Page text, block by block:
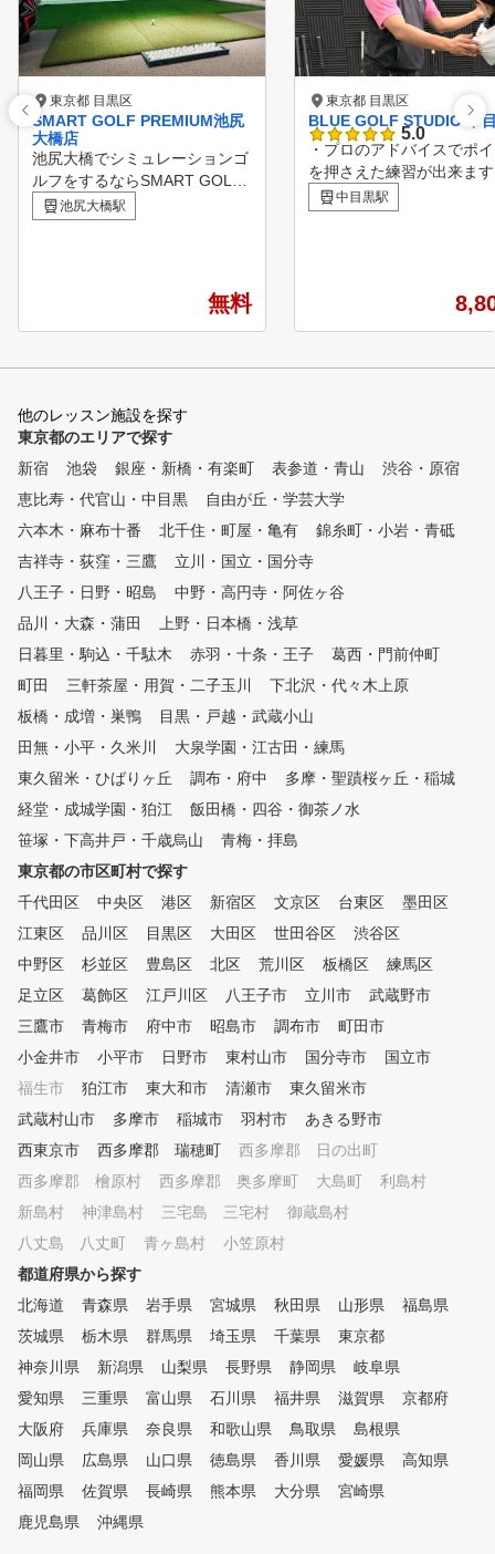
東京都 目黒区
SMART GOLF PREMIUM池尻
大橋店
池尻大橋でシミュレーションゴ
ルフをするならSMART GOLF
。 池尻大橋店は1ブースの個室
空間で集中してゴルフ練習をし
ので日々のお悩み解決やスキル
アップをしていただける環境を
ご用意しています。
池尻大橋駅
無料
東京都 目黒区
BLUE GOLF STUDIO 中
5.0
・プロのアドバイスでポ
を押さえた練習が出来ま
・いつでも練習できて、
ても安心です！ ・最新の
中目黒駅
他のレッスン施設を探す
東京都のエリアで探す
新宿
池袋 銀座・新橋・有楽町 表参道・青山
渋谷・原宿
恵比寿・代官山・中目黒
自由が丘・学芸大学
六本木・麻布十番
北千住・町屋・亀有
錦糸町・小岩・青砥
吉祥寺・荻窪・三鷹
立川・国立・国分寺
八王子・日野・昭島
中野・高円寺・阿佐ヶ谷
品川・大森・蒲田
上野・日本橋・浅草
日暮里・駒込・千駄木
赤羽・十条・王子
葛西・門前仲町
町田
三軒茶屋・用賀・二子玉川
下北沢・代々木上原
板橋・成増・巣鴨
目黒・戸越・武蔵小山
田無・小平・久米川
大泉学園・江古田・練馬
東久留米・ひばりヶ丘
調布・府中
多摩・聖蹟桜ヶ丘・稲城
経堂・成城学園・狛江
飯田橋・四谷・御茶ノ水
笹塚・下高井戸・千歳烏山
青梅・拝島
東京都の市区町村で探す
千代田区
中央区 港区 新宿区 文京区 台東区
墨田区
江東区
品川区 目黒区 大田区 世田谷区
渋谷区
中野区
杉並区 豊島区 北区 荒川区 板橋区
練馬区
足立区
葛飾区 江戸川区 八王子市 立川市
武蔵野市
三鷹市
青梅市 府中市 昭島市 調布市
町田市
小金井市
小平市 日野市 東村山市 国分寺市
国立市
福生市
狛江市 東大和市 清瀬市
東久留米市
武蔵村山市
多摩市 稲城市 羽村市
あきる野市
西東京市
西多摩郡 瑞穂町
西多摩郡 日の出町
西多摩郡 檜原村
西多摩郡 奥多摩町 大島町
利島村
新島村
神津島村 三宅島 三宅村
御蔵島村
八丈島 八丈町
青ヶ島村
小笠原村
都道府県から探す
北海道
青森県 岩手県 宮城県 秋田県 山形県
福島県
茨城県
栃木県 群馬県 埼玉県 千葉県
東京都
神奈川県
新潟県 山梨県 長野県 静岡県
岐阜県
愛知県
三重県 富山県 石川県 福井県 滋賀県
京都府
大阪府
兵庫県 奈良県 和歌山県 鳥取県
島根県
岡山県
広島県 山口県 徳島県 香川県 愛媛県
高知県
福岡県
佐賀県 長崎県 熊本県 大分県
宮崎県
鹿児島県
沖縄県